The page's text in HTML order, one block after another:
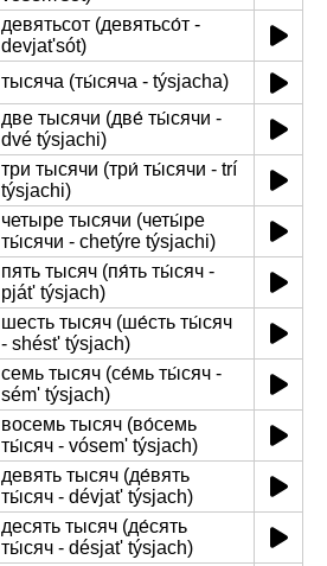
девятьсот (девятьсо́т -
devjat'sót)
тысяча (ты́сяча - týsjacha)
две тысячи (две́ ты́сячи -
dvé týsjachi)
три тысячи (три́ ты́сячи - trí
týsjachi)
четыре тысячи (четы́ре
ты́сячи - chetýre týsjachi)
пять тысяч (пя́ть ты́сяч -
pját' týsjach)
шесть тысяч (ше́сть ты́сяч
- shést' týsjach)
семь тысяч (се́мь ты́сяч -
sém' týsjach)
восемь тысяч (во́семь
ты́сяч - vósem' týsjach)
девять тысяч (де́вять
ты́сяч - dévjat' týsjach)
десять тысяч (де́сять
ты́сяч - désjat' týsjach)